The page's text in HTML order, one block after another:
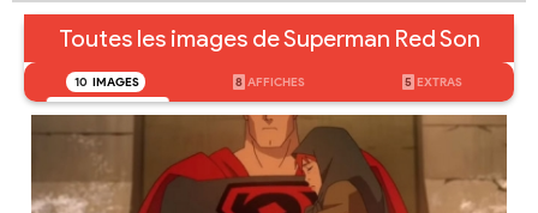
Toutes les images de Superman Red Son
10 IMAGES 8 AFFICHES 5 EXTRAS